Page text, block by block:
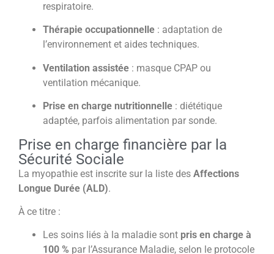
respiratoire.
Thérapie occupationnelle : adaptation de
l’environnement et aides techniques.
Ventilation assistée : masque CPAP ou
ventilation mécanique.
Prise en charge nutritionnelle : diététique
adaptée, parfois alimentation par sonde.
Prise en charge financière par la
Sécurité Sociale
La myopathie est inscrite sur la liste des Affections
Longue Durée (ALD).
À ce titre :
Les soins liés à la maladie sont pris en charge à
100 % par l’Assurance Maladie, selon le protocole